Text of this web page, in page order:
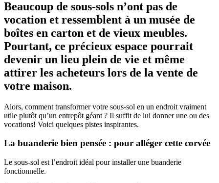
Beaucoup de sous-sols n’ont pas de
vocation et ressemblent à un musée de
boîtes en carton et de vieux meubles.
Pourtant, ce précieux espace pourrait
devenir un lieu plein de vie et même
attirer les acheteurs lors de la vente de
votre maison.
Alors, comment transformer votre sous-sol en un endroit vraiment
utile plutôt qu’un entrepôt géant ? Il suffit de lui donner une ou des
vocations! Voici quelques pistes inspirantes.
La buanderie bien pensée : pour alléger cette corvée
Le sous-sol est l’endroit idéal pour installer une buanderie
fonctionnelle.